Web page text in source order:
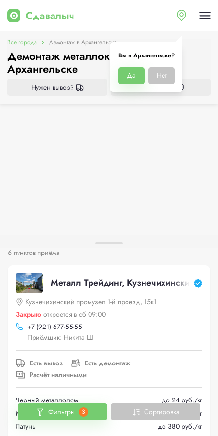
Вы в Архангельске?
Да Нет
Все города Демонтаж в Архангельске
Демонтаж металлоконструкций в
Архангельске
Нужен вывоз? Все приёмки
6 пунктов приёма
Металл Трейдинг, Кузнечихинский
Кузнечихинский промузел 1-й проезд, 15к1
Закрыто откроется в сб 09:00
+7 (921) 677-55-55
Приёмщик: Никита Ш
Есть вывоз
Есть демонтаж
Расчёт наличными
Черный металлолом
до 24 руб./кг
Медь
до 610 руб./кг
Латунь
до 380 руб./кг
Фильтры 3 Сортировка